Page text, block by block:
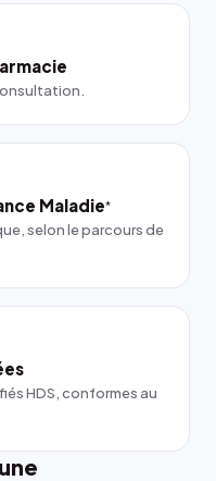
Maladie*
selon le parcours de
HDS, conformes au